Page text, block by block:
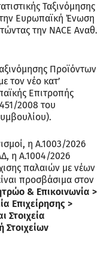
Ταξινόμησης
Ευρωπαϊκή Ένωση
την NACE Αναθ.
Προϊόντων
τον νέο κατ’
Επιτροπής
2008 του
η Α.1003/2026
η Α.1004/2026
παλαιών με νέων
προσβάσιμα στον
& Επικοινωνία >
Επιχείρησης >
Στοιχεία
Στοιχείων